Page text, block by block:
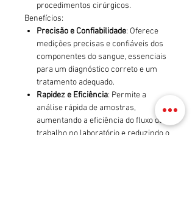
procedimentos cirúrgicos.
Benefícios:
Precisão e Confiabilidade: Oferece
medições precisas e confiáveis dos
componentes do sangue, essenciais
para um diagnóstico correto e um
tratamento adequado.
Rapidez e Eficiência: Permite a
análise rápida de amostras,
aumentando a eficiência do fluxo de
trabalho no laboratório e reduzindo o